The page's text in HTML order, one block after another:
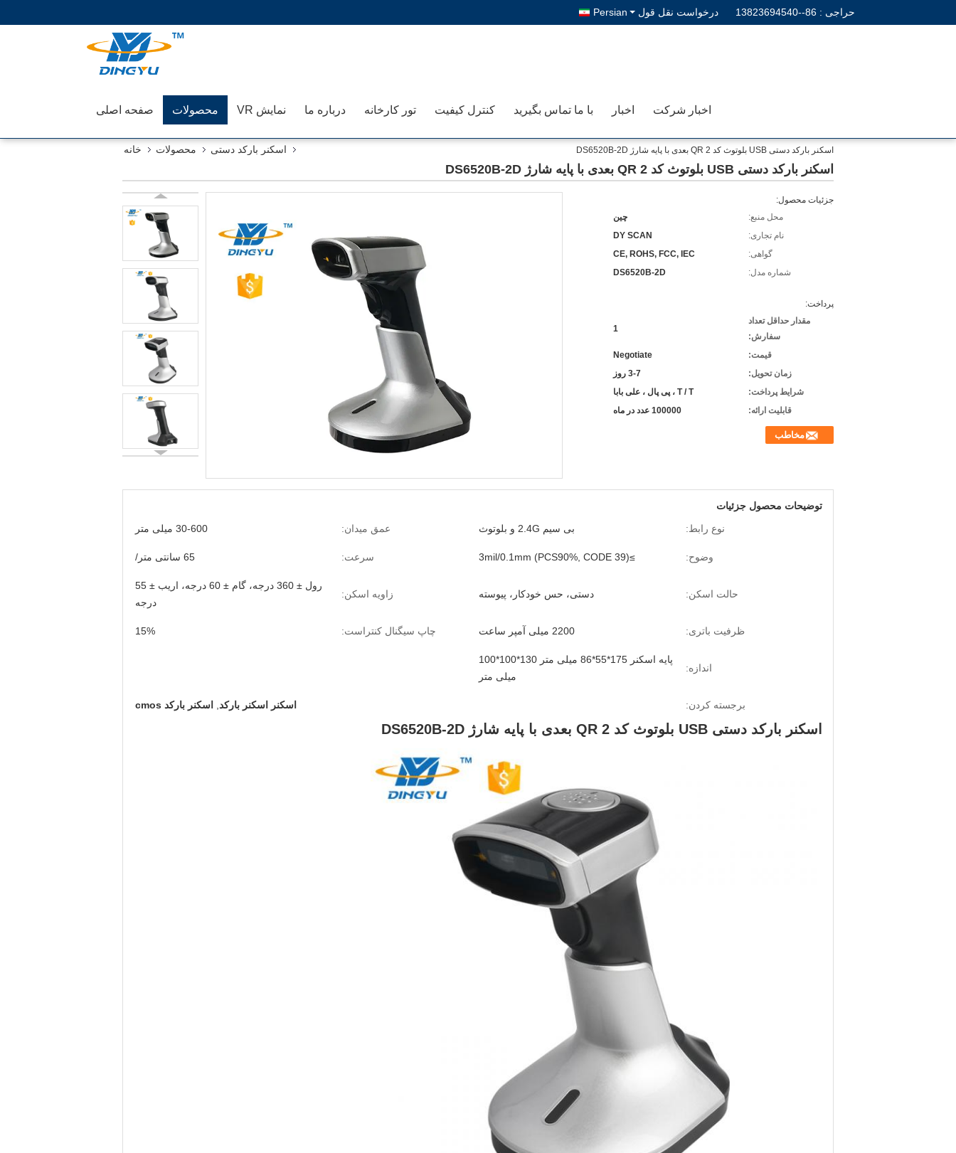
حراجی : 86--13823694540 درخواست نقل قول Persian
صفحه اصلی محصولات نمایش VR درباره ما تور کارخانه کنترل کیفیت با ما تماس بگیرید اخبار اخبار شرکت
خانه محصولات اسکنر بارکد دستی اسکنر بارکد دستی USB بلوتوث کد QR 2 بعدی با پایه شارژ DS6520B-2D
اسکنر بارکد دستی USB بلوتوث کد QR 2 بعدی با پایه شارژ DS6520B-2D
جزئیات محصول:
محل منبع:
چين
نام تجاری:
DY SCAN
گواهی:
CE, ROHS, FCC, IEC
شماره مدل:
DS6520B-2D
پرداخت:
مقدار حداقل تعداد
سفارش:
1
قیمت:
Negotiate
زمان تحویل:
3-7 روز
شرایط پرداخت:
T / T ، پی پال ، علی بابا
قابلیت ارائه:
100000 عدد در ماه
مخاطب
توضیحات محصول جزئیات
نوع رابط:
بی سیم 2.4G و بلوتوث عمق میدان: 30-600 میلی متر
وضوح: ≥3mil/0.1mm (PCS90%, CODE 39) سرعت: 65 سانتی متر/
حالت اسکن: دستی، حس خودکار، پیوسته زاویه اسکن:
رول ± 360 درجه، گام ± 60 درجه، اریب ± 55
درجه
ظرفیت باتری: 2200 میلی آمپر ساعت چاپ سیگنال کنتراست: 15%
اندازه:
پایه اسکنر 175*55*86 میلی متر 130*100*100
میلی متر
برجسته کردن: اسکنر اسکنر بارکد اسکنر بارکد cmos
اسکنر بارکد دستی USB بلوتوث کد QR 2 بعدی با پایه شارژ DS6520B-2D